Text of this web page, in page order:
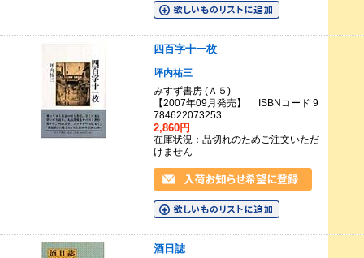
四百字十一枚
坪内祐三
みすず書房 (Ａ５)
【2007年09月発売】 ISBNコード 9
784622073253
2,860円
在庫状況：品切れのためご注文いただ
けません
酒日誌